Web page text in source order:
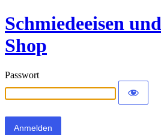
Schmiedeeisen
Shop
Passwort